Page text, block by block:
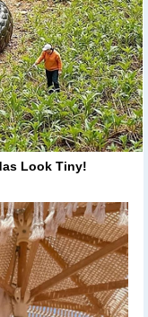
Look Tiny!